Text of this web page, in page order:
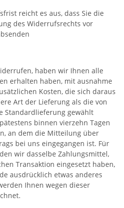
reicht es aus, dass Sie die
des Widerrufsrechts vor
haben wir Ihnen alle
erhalten haben, mit ausnahme
Kosten, die sich daraus
Art der Lieferung als die von
Standardlieferung gewählt
binnen vierzehn Tagen
an dem die Mitteilung über
bei uns eingegangen ist. Für
wir dasselbe Zahlungsmittel,
Transaktion eingesetzt haben,
ausdrücklich etwas anderes
Ihnen wegen dieser